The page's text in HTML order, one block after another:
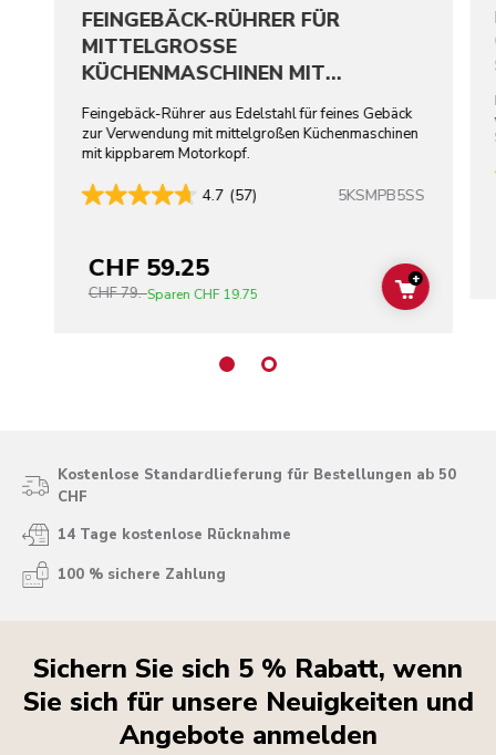
FEINGEBÄCK-RÜHRER FÜR
MITTELGROSSE
KÜCHENMASCHINEN MIT
EDELSTAHL
Feingebäck-Rührer aus Edelstahl für feines Gebäck
zur Verwendung mit mittelgroßen Küchenmaschinen
mit kippbarem Motorkopf.
4.7 (57) 5KSMPB5SS
CHF 59.25
CHF 79.-Sparen CHF 19.75 ADD TO
+
Kostenlose Standardlieferung für Bestellungen ab 50
CHF
14 Tage kostenlose Rücknahme
100 % sichere Zahlung
Sichern Sie sich 5 % Rabatt, wenn
Sie sich für unsere Neuigkeiten und
Angebote anmelden